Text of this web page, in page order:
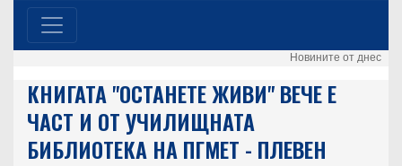
Новините от днес
КНИГАТА "ОСТАНЕТЕ ЖИВИ" ВЕЧЕ Е
ЧАСТ И ОТ УЧИЛИЩНАТА
БИБЛИОТЕКА НА ПГМЕТ - ПЛЕВЕН